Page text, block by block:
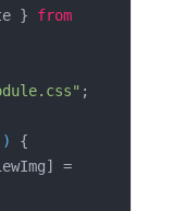
} from
;
) {
=